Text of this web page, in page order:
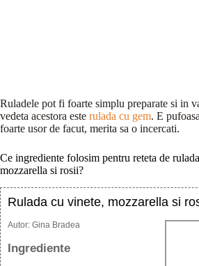
Ruladele pot fi foarte simplu preparate si in
vedeta acestora este rulada cu gem. E
foarte usor de facut, merita sa o incercati.
Ce ingrediente folosim pentru reteta de
mozzarella si rosii?
Rulada cu vinete, mozzarella si
Autor: Gina Bradea
Ingrediente